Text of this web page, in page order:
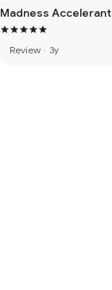
Madness Accelerant
Review · 3y